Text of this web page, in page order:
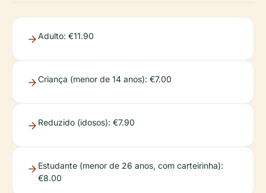
Adulto: €11.90
Criança (menor de 14 anos): €7.00
Reduzido (idosos): €7.90
Estudante (menor de 26 anos, com carteirinha):
€8.00